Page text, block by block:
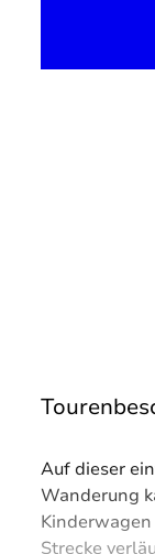
Auf dieser
Wanderung
Strecke